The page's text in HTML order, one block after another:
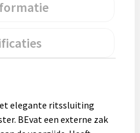
elegante ritssluiting
BEvat een externe zak